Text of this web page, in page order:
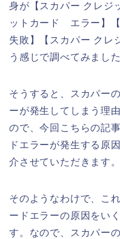
身が【スカパー クレジ
ットカード エラー】
失敗】【スカパー ク
う感じで調べてみました
そうすると、スカパー
ーが発生してしまう理
ので、今回こちらの記
ドエラーが発生する原
介させていただきます。
そのようなわけで、こ
ードエラーの原因をい
す。なので、スカパー